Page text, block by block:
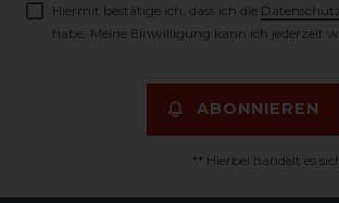
Hiermit bestätige ich, dass ich die
habe. Meine Einwilligung kann ich jederzeit
ABONNIEREN
** Hierbei handelt es